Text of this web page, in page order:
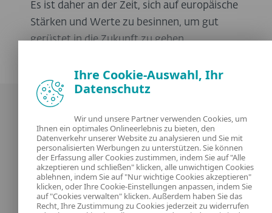
Es ist daher an der Zeit, sich auf europäische
Stärken und Werte zu besinnen, um gut
gerüstet in die Zukunft zu gehen.
Unsere Experten ESET
Was ist Datenschutzerklärung
Ihre Cookie-Auswahl, Ihr
Datenschutz
Wir und unsere Partner verwenden Cookies, um
Ihnen ein optimales Onlineerlebnis zu bieten, den
Datenverkehr unserer Website zu analysieren und Sie mit
personalisierten Werbungen zu unterstützen. Sie können
der Erfassung aller Cookies zustimmen, indem Sie auf "Alle
akzeptieren und schließen" klicken, alle unwichtigen Cookies
ablehnen, indem Sie auf "Nur wichtige Cookies akzeptieren"
klicken, oder Ihre Cookie-Einstellungen anpassen, indem Sie
auf "Cookies verwalten" klicken. Außerdem haben Sie das
Recht, Ihre Zustimmung zu Cookies jederzeit zu widerrufen